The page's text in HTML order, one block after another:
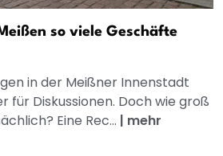
so viele Geschäfte
in der Meißner Innenstadt
für Diskussionen. Doch wie groß
Eine Rec... | mehr